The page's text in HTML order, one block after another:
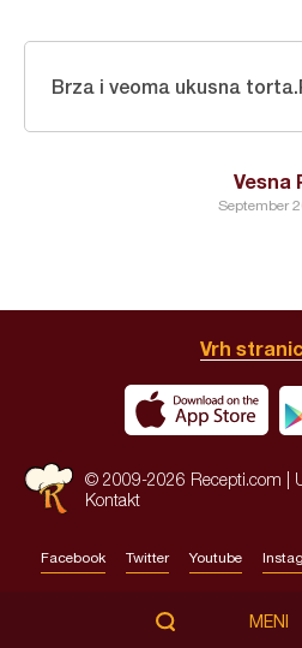
Vesna
September
Brza i veoma ukusna
Vrh
© 2009-2026 Recepti.com |
Kontakt
Facebook Twitter Youtube